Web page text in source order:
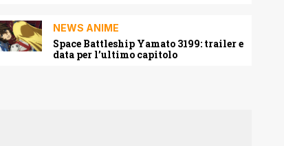
NEWS ANIME
Space Battleship Yamato 3199: trailer e
data per l’ultimo capitolo